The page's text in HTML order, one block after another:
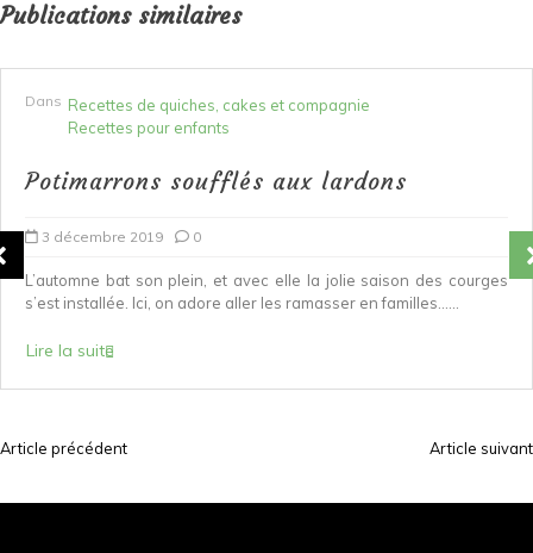
Publications similaires
Dans Recettes de quiches, cakes et compagnie
Recettes pour enfants
Potimarrons soufflés aux lardons
3 décembre 2019 0
L’automne bat son plein, et avec elle la jolie saison des courges
s’est installée. Ici, on adore aller les ramasser en familles…...
Lire la suite
N
Article précédent Article suivant